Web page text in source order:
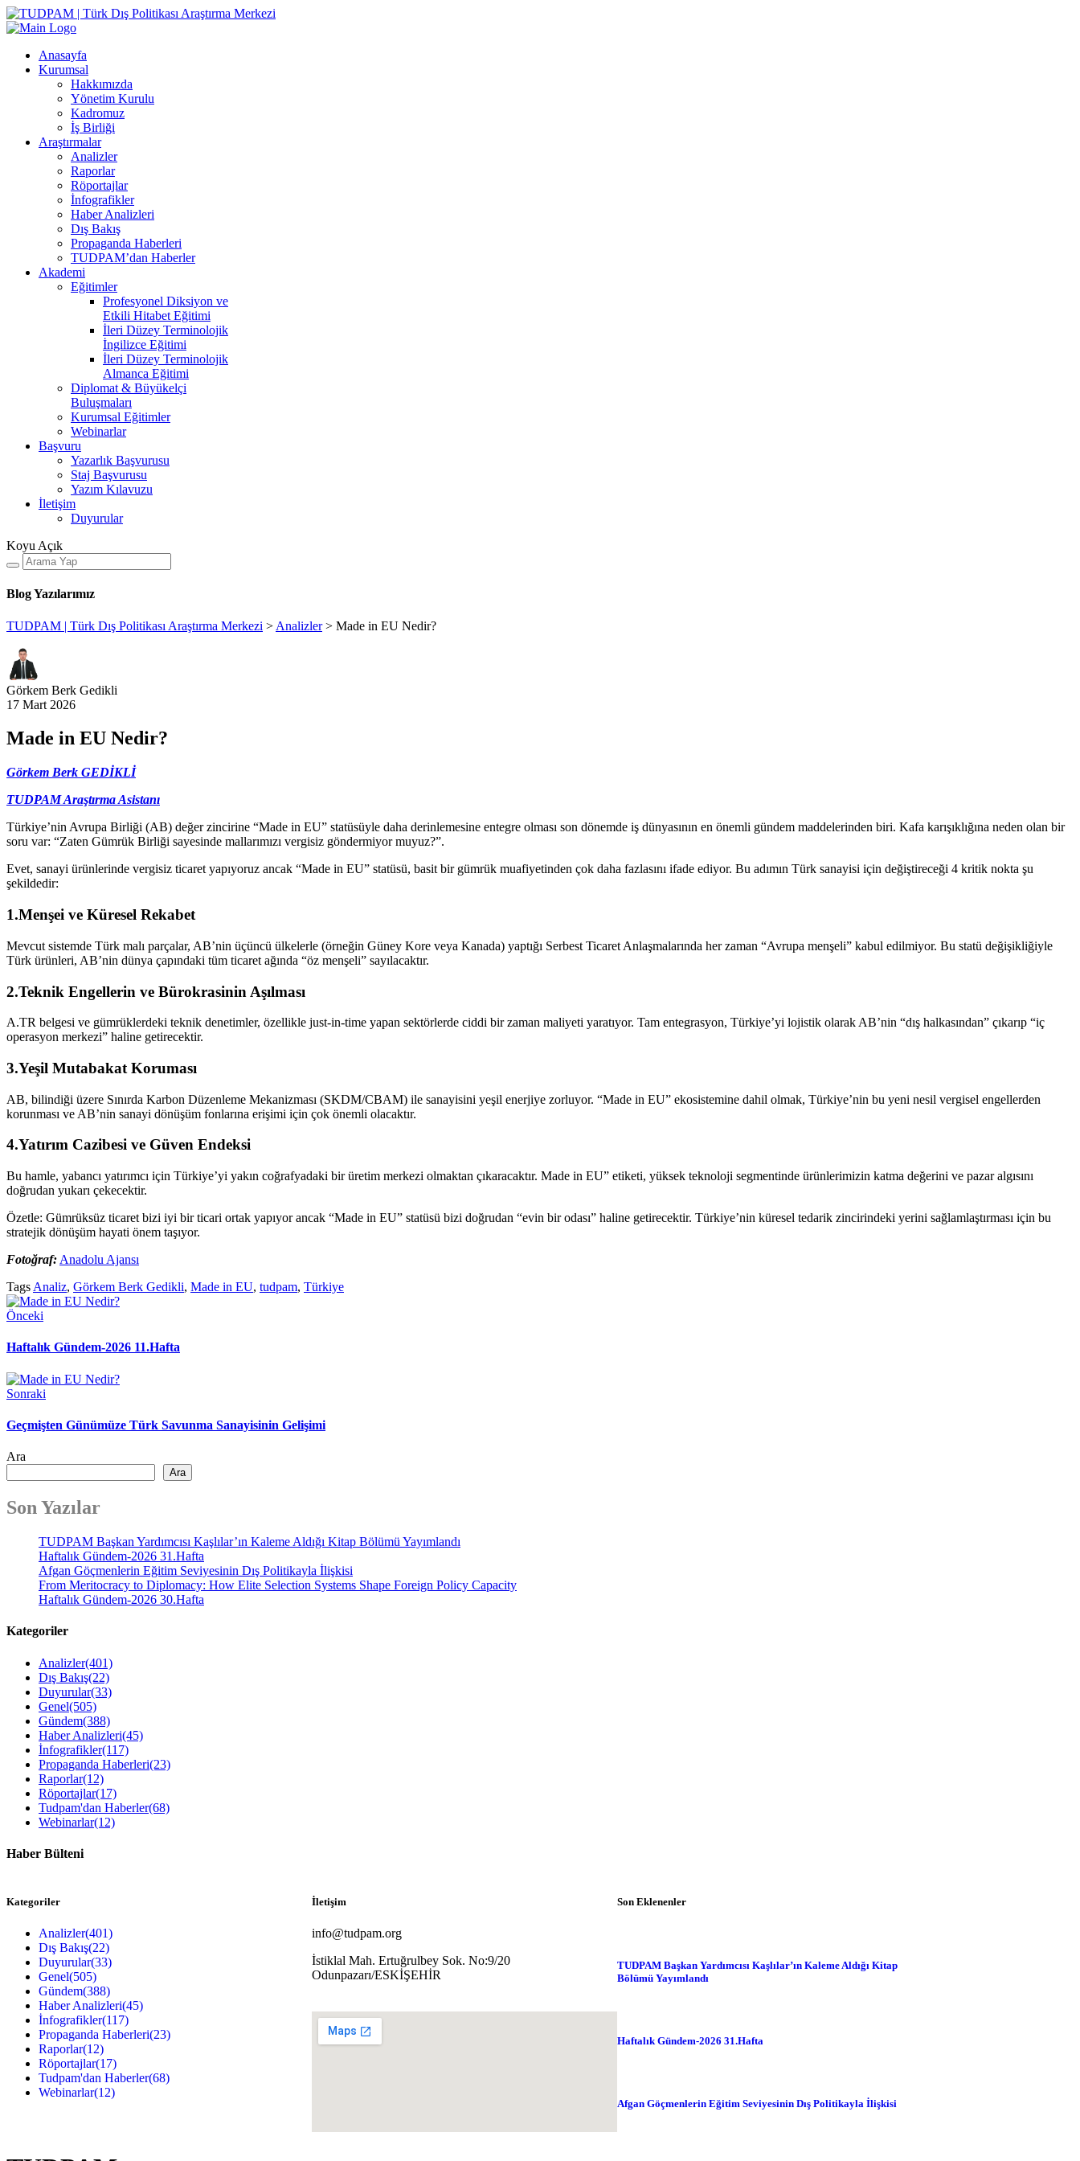
Anasayfa
Kurumsal
Hakkımızda
Yönetim Kurulu
Kadromuz
İş Birliği
Araştırmalar
Analizler
Raporlar
Röportajlar
İnfografikler
Haber Analizleri
Dış Bakış
Propaganda Haberleri
TUDPAM’dan Haberler
Akademi
Eğitimler
Profesyonel Diksiyon ve
Etkili Hitabet Eğitimi
İleri Düzey Terminolojik
İngilizce Eğitimi
İleri Düzey Terminolojik
Almanca Eğitimi
Diplomat & Büyükelçi
Buluşmaları
Kurumsal Eğitimler
Webinarlar
Başvuru
Yazarlık Başvurusu
Staj Başvurusu
Yazım Kılavuzu
İletişim
Duyurular
Koyu Açık
Blog Yazılarımız
TUDPAM | Türk Dış Politikası Araştırma Merkezi > Analizler> Made in EU Nedir?
Görkem Berk Gedikli
17 Mart 2026
Made in EU Nedir?
Görkem Berk GEDİKLİ
TUDPAM Araştırma Asistanı
Türkiye’nin Avrupa Birliği (AB) değer zincirine “Made in EU” statüsüyle daha derinlemesine entegre olması son dönemde iş dünyasının en önemli gündem maddelerinden biri. Kafa karışıklığına neden olan bir
soru var: “Zaten Gümrük Birliği sayesinde mallarımızı vergisiz göndermiyor muyuz?”.
Evet, sanayi ürünlerinde vergisiz ticaret yapıyoruz ancak “Made in EU” statüsü, basit bir gümrük muafiyetinden çok daha fazlasını ifade ediyor. Bu adımın Türk sanayisi için değiştireceği 4 kritik nokta şu
şekildedir:
1.Menşei ve Küresel Rekabet
Mevcut sistemde Türk malı parçalar, AB’nin üçüncü ülkelerle (örneğin Güney Kore veya Kanada) yaptığı Serbest Ticaret Anlaşmalarında her zaman “Avrupa menşeli” kabul edilmiyor. Bu statü değişikliğiyle
Türk ürünleri, AB’nin dünya çapındaki tüm ticaret ağında “öz menşeli” sayılacaktır.
2.Teknik Engellerin ve Bürokrasinin Aşılması
A.TR belgesi ve gümrüklerdeki teknik denetimler, özellikle just-in-time yapan sektörlerde ciddi bir zaman maliyeti yaratıyor. Tam entegrasyon, Türkiye’yi lojistik olarak AB’nin “dış halkasından” çıkarıp “iç
operasyon merkezi” haline getirecektir.
3.Yeşil Mutabakat Koruması
AB, bilindiği üzere Sınırda Karbon Düzenleme Mekanizması (SKDM/CBAM) ile sanayisini yeşil enerjiye zorluyor. “Made in EU” ekosistemine dahil olmak, Türkiye’nin bu yeni nesil vergisel engellerden
korunması ve AB’nin sanayi dönüşüm fonlarına erişimi için çok önemli olacaktır.
4.Yatırım Cazibesi ve Güven Endeksi
Bu hamle, yabancı yatırımcı için Türkiye’yi yakın coğrafyadaki bir üretim merkezi olmaktan çıkaracaktır. Made in EU” etiketi, yüksek teknoloji segmentinde ürünlerimizin katma değerini ve pazar algısını
doğrudan yukarı çekecektir.
Özetle: Gümrüksüz ticaret bizi iyi bir ticari ortak yapıyor ancak “Made in EU” statüsü bizi doğrudan “evin bir odası” haline getirecektir. Türkiye’nin küresel tedarik zincirindeki yerini sağlamlaştırması için bu
stratejik dönüşüm hayati önem taşıyor.
Fotoğraf: Anadolu Ajansı
Tags Analiz, Görkem Berk Gedikli, Made in EU, tudpam, Türkiye
Önceki
Haftalık Gündem-2026 11.Hafta
Sonraki
Geçmişten Günümüze Türk Savunma Sanayisinin Gelişimi
Ara
Ara
Son Yazılar
TUDPAM Başkan Yardımcısı Kaşlılar’ın Kaleme Aldığı Kitap Bölümü Yayımlandı
Haftalık Gündem-2026 31.Hafta
Afgan Göçmenlerin Eğitim Seviyesinin Dış Politikayla İlişkisi
From Meritocracy to Diplomacy: How Elite Selection Systems Shape Foreign Policy Capacity
Haftalık Gündem-2026 30.Hafta
Kategoriler
Analizler(401)
Dış Bakış(22)
Duyurular(33)
Genel(505)
Gündem(388)
Haber Analizleri(45)
İnfografikler(117)
Propaganda Haberleri(23)
Raporlar(12)
Röportajlar(17)
Tudpam'dan Haberler(68)
Webinarlar(12)
Haber Bülteni
Kategoriler
Analizler(401)
Dış Bakış(22)
Duyurular(33)
Genel(505)
Gündem(388)
Haber Analizleri(45)
İnfografikler(117)
Propaganda Haberleri(23)
Raporlar(12)
Röportajlar(17)
Tudpam'dan Haberler(68)
Webinarlar(12)
İletişim
info@tudpam.org
İstiklal Mah. Ertuğrulbey Sok. No:9/20
Odunpazarı/ESKİŞEHİR
Son Eklenenler
TUDPAM Başkan Yardımcısı Kaşlılar’ın Kaleme Aldığı Kitap
Bölümü Yayımlandı
Genel
Haftalık Gündem-2026 31.Hafta
Afgan Göçmenlerin Eğitim Seviyesinin Dış Politikayla İlişkisi